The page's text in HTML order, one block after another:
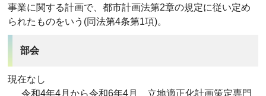
事業に関する計画で、都市計画法第2章の規定に従い定め
られたものをいう(同法第4条第1項)。
部会
現在なし
令和4年4月から令和6年4月 立地適正化計画策定専門